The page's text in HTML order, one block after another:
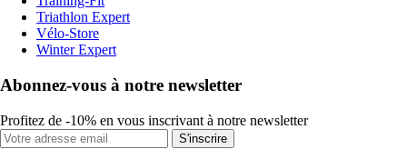
Triathlon Expert
Vélo-Store
Winter Expert
Abonnez-vous à notre newsletter
Profitez de -10% en vous inscrivant à notre newsletter
S'inscrire